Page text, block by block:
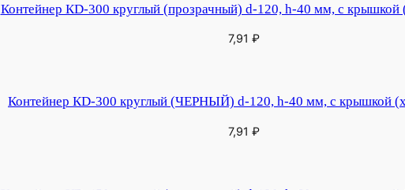
Контейнер КD-300 круглый (прозрачный) d-120, h-40 мм, с
7,91 ₽
Контейнер КD-300 круглый (ЧЕРНЫЙ) d-120, h-40 мм, с крышкой
7,91 ₽